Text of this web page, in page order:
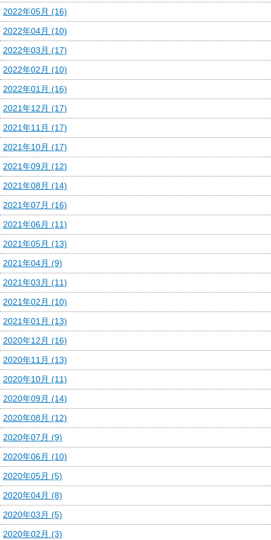
2022年05月 (16)
2022年04月 (10)
2022年03月 (17)
2022年02月 (10)
2022年01月 (16)
2021年12月 (17)
2021年11月 (17)
2021年10月 (17)
2021年09月 (12)
2021年08月 (14)
2021年07月 (16)
2021年06月 (11)
2021年05月 (13)
2021年04月 (9)
2021年03月 (11)
2021年02月 (10)
2021年01月 (13)
2020年12月 (16)
2020年11月 (13)
2020年10月 (11)
2020年09月 (14)
2020年08月 (12)
2020年07月 (9)
2020年06月 (10)
2020年05月 (5)
2020年04月 (8)
2020年03月 (5)
2020年02月 (3)